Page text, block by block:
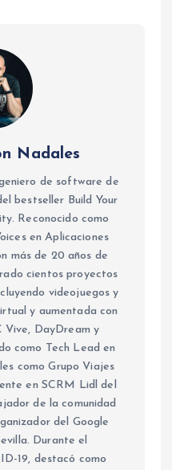
Nadales
de software de
bestseller Build Your
Reconocido como
en Aplicaciones
más de 20 años de
cientos proyectos
videojuegos y
y aumentada con
Vive, DayDream y
como Tech Lead en
como Grupo Viajes
en SCRM Lidl del
de la comunidad
del Google
Durante el
19, destacó como